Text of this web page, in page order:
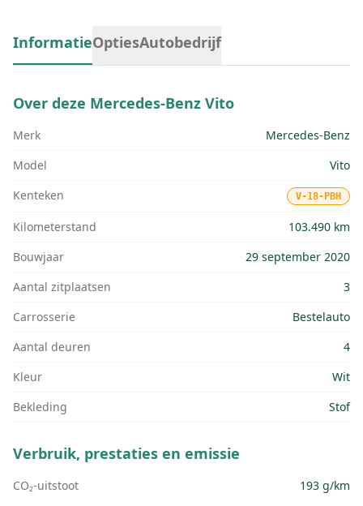
InformatieOptiesAutobedrijf
Over deze Mercedes-Benz Vito
Merk
Mercedes-Benz
Model
Vito
Kenteken
V-18-PBH
Kilometerstand
103.490 km
Bouwjaar
29 september 2020
Aantal zitplaatsen
3
Carrosserie
Bestelauto
Aantal deuren
4
Kleur
Wit
Bekleding
Stof
Verbruik, prestaties en emissie
CO₂-uitstoot 193 g/km